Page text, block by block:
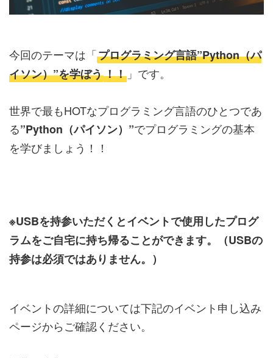
今回のテーマは「プログラミング言語”Python（パ
イソン）”を学ぼう！！ 」です。
世界で最もHOTなプログラミング言語のひとつであ
る”Python（パイソン）”でプログラミングの基本
を学びましょう！！
※USBを持参いただくとイベントで使用したプログ
ラムをご自宅に持ち帰ることができます。（USBの
持参は必須ではありません。）
イベントの詳細については下記のイベント申し込み
ページからご確認ください。